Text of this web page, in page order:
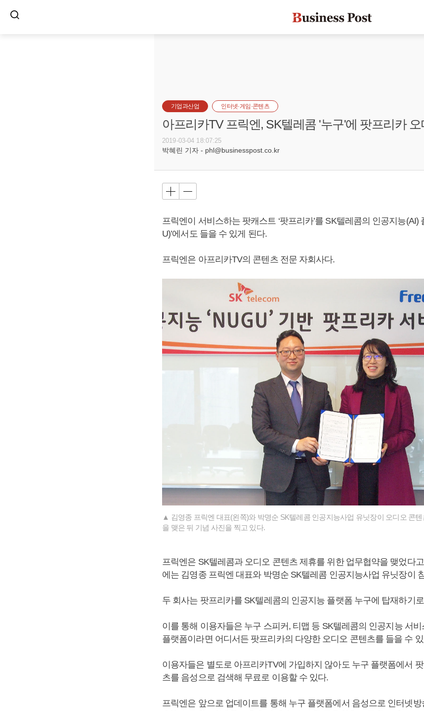
기업과산업 인터넷·게임·콘텐츠
아프리카TV 프릭엔, SK텔레콤 '누구'에 팟프리카
2019-03-04 18:07:25
박혜린 기자 - phl@businesspost.co.kr
프릭엔이 서비스하는 팟캐스트 ‘팟프리카’를 SK텔레콤의 인공지능(AI)
U)’에서도 들을 수 있게 된다.
프릭엔은 아프리카TV의 콘텐츠 전문 자회사다.
▲ 김영종 프릭엔 대표(왼쪽)와 박명순 SK텔레콤 인공지능사업 유닛장이 오디오 콘
을 맺은 뒤 기념 사진을 찍고 있다.
프릭엔은 SK텔레콤과 오디오 콘텐츠 제휴를 위한 업무협약을 맺었다
에는 김영종 프릭엔 대표와 박명순 SK텔레콤 인공지능사업 유닛장이
두 회사는 팟프리카를 SK텔레콤의 인공지능 플랫폼 누구에 탑재하기
이를 통해 이용자들은 누구 스피커, 티맵 등 SK텔레콤의 인공지능 서
플랫폼이라면 어디서든 팟프리카의 다양한 오디오 콘텐츠를 들을 수
이용자들은 별도로 아프리카TV에 가입하지 않아도 누구 플랫폼에서
츠를 음성으로 검색해 무료로 이용할 수 있다.
프릭엔은 앞으로 업데이트를 통해 누구 플랫폼에서 음성으로 인터넷방